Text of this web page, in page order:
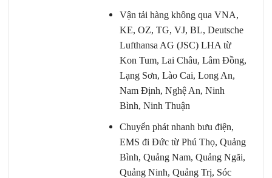
Vận tải hàng không qua VNA,
KE, OZ, TG, VJ, BL, Deutsche
Lufthansa AG (JSC) LHA từ
Kon Tum, Lai Châu, Lâm Đồng,
Lạng Sơn, Lào Cai, Long An,
Nam Định, Nghệ An, Ninh
Bình, Ninh Thuận
Chuyển phát nhanh bưu điện,
EMS đi Đức từ Phú Thọ, Quảng
Bình, Quảng Nam, Quảng Ngãi,
Quảng Ninh, Quảng Trị, Sóc